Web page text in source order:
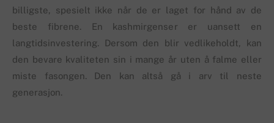
billigste, spesielt ikke når de er laget for hånd av de
beste fibrene. En kashmirgenser er uansett en
langtidsinvestering. Dersom den blir vedlikeholdt, kan
den bevare kvaliteten sin i mange år uten å falme eller
miste fasongen. Den kan altså gå i arv til neste
generasjon.